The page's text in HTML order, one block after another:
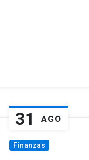
31 AGO
Finanzas